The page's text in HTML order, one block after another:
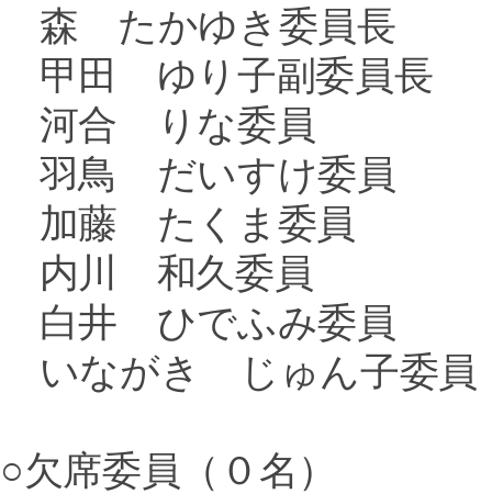
森 たかゆき委員長
甲田 ゆり子副委員長
河合 りな委員
羽鳥 だいすけ委員
加藤 たくま委員
内川 和久委員
白井 ひでふみ委員
いながき じゅん子委員
○欠席委員（０名）